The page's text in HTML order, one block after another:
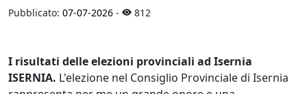
Pubblicato: 07-07-2026 - 812
I risultati delle elezioni provinciali ad Isernia
ISERNIA. L'elezione nel Consiglio Provinciale di Isernia